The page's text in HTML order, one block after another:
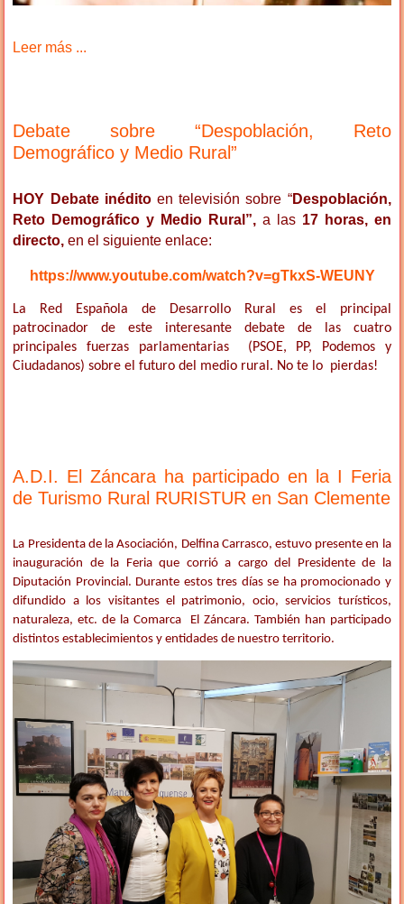
Leer más ...
Debate sobre “Despoblación, Reto
Demográfico y Medio Rural”
HOY Debate inéditoen televisión sobre “Despoblación,
Reto Demográfico y Medio Rural”, a las 17 horas, en
directo, en el siguiente enlace:
https://www.youtube.com/watch?v=gTkxS-WEUNY
La Red Española de Desarrollo Rural es el principal
patrocinador de este interesante debate de las cuatro
principales fuerzas parlamentarias (PSOE, PP, Podemos y
Ciudadanos) sobre el futuro del medio rural. No te lo pierdas!
A.D.I. El Záncara ha participado en la I Feria
de Turismo Rural RURISTUR en San Clemente
La Presidenta de la Asociación, Delfina Carrasco, estuvo presente en la
inauguración de la Feria que corrió a cargo del Presidente de la
Diputación Provincial. Durante estos tres días se ha promocionado y
difundido a los visitantes el patrimonio, ocio, servicios turísticos,
naturaleza, etc. de la Comarca El Záncara. También han participado
distintos establecimientos y entidades de nuestro territorio.